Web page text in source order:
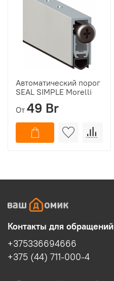
Автоматический порог
SEAL SIMPLE Morelli
От 49 Br
Контакты для обращений
+375336694666
+375 (44) 711-000-4